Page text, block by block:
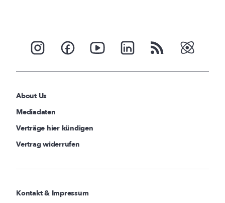
About Us
Mediadaten
Verträge hier kündigen
Vertrag widerrufen
Kontakt & Impressum